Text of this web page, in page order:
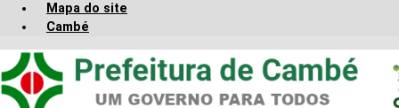
Mapa do site
Cambé